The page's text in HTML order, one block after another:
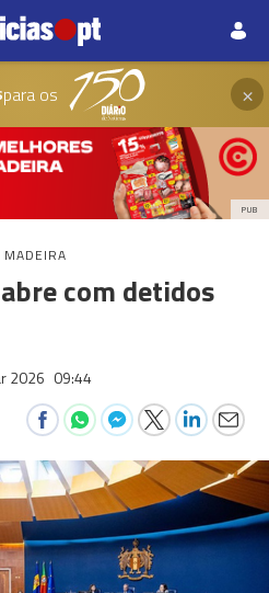
para os ×
PUB
MADEIRA
com detidos
2026 09:44